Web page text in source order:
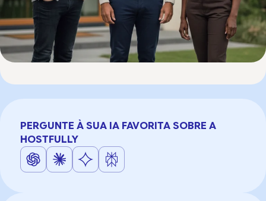
PERGUNTE À SUA IA FAVORITA SOBRE A
HOSTFULLY